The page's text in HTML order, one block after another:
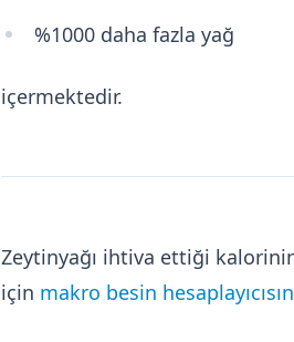
%1000 daha fazla yağ
içermektedir.
Zeytinyağı ihtiva ettiği
için makro besin